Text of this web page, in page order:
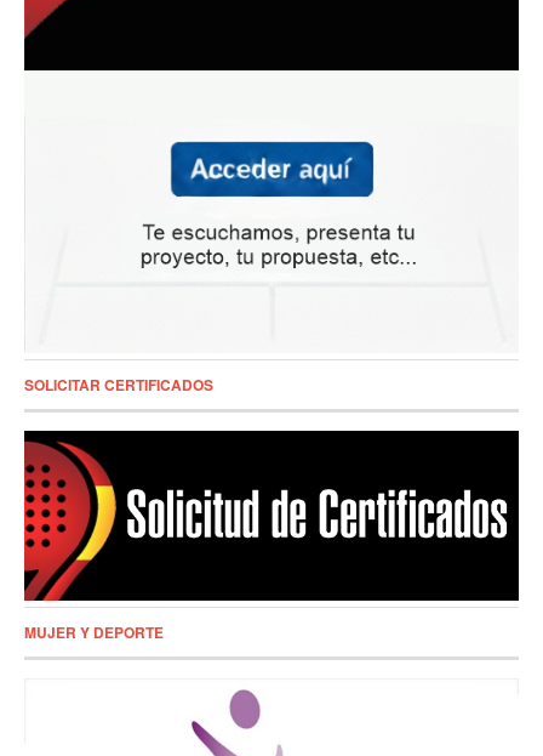
SOLICITAR CERTIFICADOS
MUJER Y DEPORTE